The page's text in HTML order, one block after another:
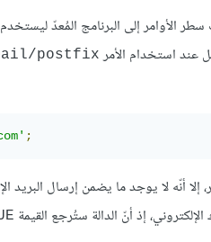
الأوامر إلى البرنامج المُعدّ
عند استخدام الأمر postfix
;
أنّه لا يوجد ما يضمن إرسال البريد
إذ أنّ الدالة ستُرجع القيمة